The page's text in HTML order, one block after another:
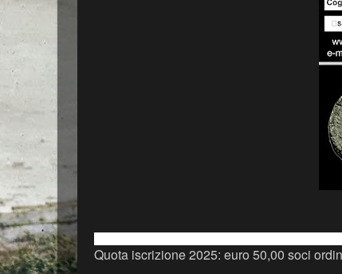
Quota iscrizione 2025: euro 50,00 soci